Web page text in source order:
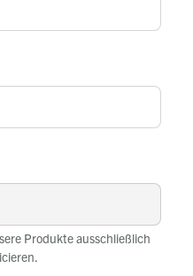
Produkte ausschließlich